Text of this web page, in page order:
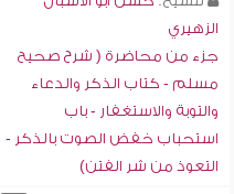
الزهيري
جزء من محاضرة ( شرح صحيح
مسلم - كتاب الذكر والدعاء
والتوبة والاستغفار - باب
استحباب خفض الصوت بالذكر -
التعوذ من شر الفتن)